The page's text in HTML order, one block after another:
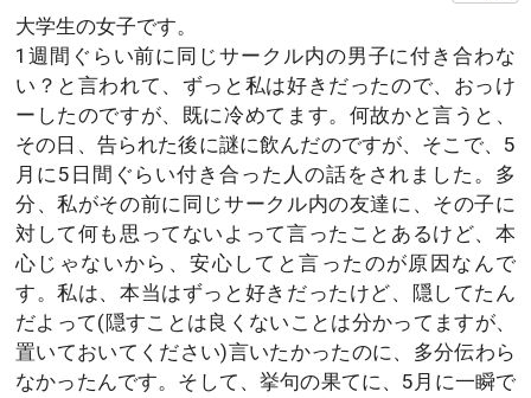
大学生の女子です。
1週間ぐらい前に同じサークル内の男子に付き合わな
い？と言われて、ずっと私は好きだったので、おっけ
ーしたのですが、既に冷めてます。何故かと言うと、
その日、告られた後に謎に飲んだのですが、そこで、5
月に5日間ぐらい付き合った人の話をされました。多
分、私がその前に同じサークル内の友達に、その子に
対して何も思ってないよって言ったことあるけど、本
心じゃないから、安心してと言ったのが原因なんで
す。私は、本当はずっと好きだったけど、隠してたん
だよって(隠すことは良くないことは分かってますが、
置いておいてください)言いたかったのに、多分伝わら
なかったんです。そして、挙句の果てに、5月に一瞬で